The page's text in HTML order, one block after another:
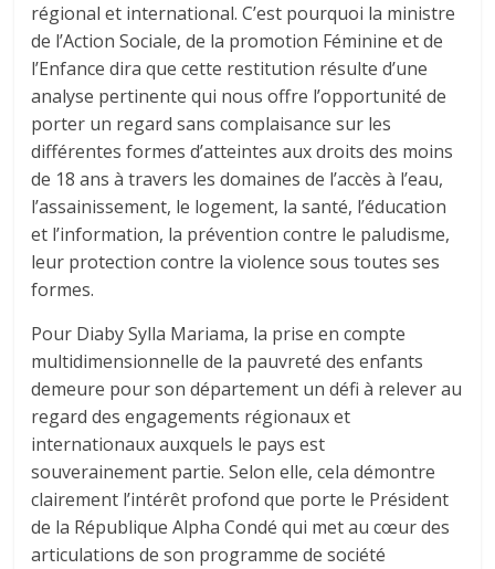
régional et international. C’est pourquoi la ministre
de l’Action Sociale, de la promotion Féminine et de
l’Enfance dira que cette restitution résulte d’une
analyse pertinente qui nous offre l’opportunité de
porter un regard sans complaisance sur les
différentes formes d’atteintes aux droits des moins
de 18 ans à travers les domaines de l’accès à l’eau,
l’assainissement, le logement, la santé, l’éducation
et l’information, la prévention contre le paludisme,
leur protection contre la violence sous toutes ses
formes.
Pour Diaby Sylla Mariama, la prise en compte
multidimensionnelle de la pauvreté des enfants
demeure pour son département un défi à relever au
regard des engagements régionaux et
internationaux auxquels le pays est
souverainement partie. Selon elle, cela démontre
clairement l’intérêt profond que porte le Président
de la République Alpha Condé qui met au cœur des
articulations de son programme de société